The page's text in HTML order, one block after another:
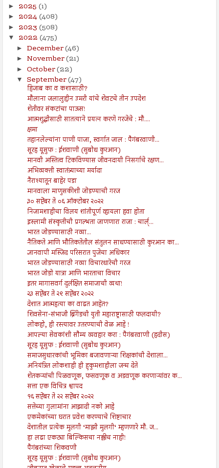
► 2025 (1)
► 2024(408)
► 2023 (508)
▼ 2022 (475)
► December(46)
► November(21)
► October(22)
▼ September(47)
हिजाब का व कशासाठी?
मौलाना जलालुद्दीन उमरी यांचे शेवटचे तीन उपदेश
शेतीवर संकटांचा पाऊस!
आत्मशुद्धीसाठी सातत्याने प्रयत्न करणे गरजेचे : मौ....
क्षमा
तहानलेल्यांना पाणी पाजा, स्वर्गात जाल : पैगंबरवाणी...
सूरह यूसुफ : ईशवाणी (सुबोध कुरआन)
मानवी अस्तित्व टिकविण्यास जीवनदायी निसर्गाचे रक्षण...
अभिव्यक्ती स्वातंत्र्याच्या मर्यादा
नैराश्यातून बाहेर पडा
मानवाला माणुसकीशी जोडण्याची गरज
३० सप्टेंबर ते ०६ ऑक्टोबर २०२२
निजामशाहीचा विलय शांतीपूर्ण व्हायला हवा होता
इस्लामी संस्कृतीची प्रगल्भता जाणणारा राजा : चार्ल्...
भारत जोडण्यासाठी नव्या...
नैतिकते आणि भौतिकतेतील संतुलन साधण्यासाठी कुरआन का...
ज्ञानवापी मस्जिद परिसरात पुजेचा अधिकार
भारत जोडण्यासाठी नव्या विचारधारेची गरज
भारत जोडो यात्रा आणि भारताचा विचार
इतर मागासवर्ग दुर्लक्षित समाजाची व्यथा!
२३ सप्टेंबर ते २९ सप्टेंबर २०२२
देशात आत्महत्या का वाढत आहेत?
शिवसेना-संभाजी ब्रिगेडची युती महाराष्ट्रासाठी फलदायी?
लोकहो, ही रस्त्यावर उतरण्याची वेळ आहे !
आपल्या सेवकांशी सौम्य व्यवहार करा : पैगंबरवाणी (हदीस)
सूरह यूसुफ : ईशवाणी (सुबोध कुरआन)
समाजसुधारकांची भूमिका बजावणाऱ्या शिक्षकांची देशाला...
अनियंत्रित लोकशाही ही हुकुमशाहीला जन्म देते
शेतकऱ्यांची पिळवणूक, फसवणूक व अडवणूक करणाऱ्यांवर क...
सत्ता एक विचित्र श्वापद
१६ सप्टेंबर ते २२ सप्टेंबर २०२२
सत्तेच्या गुलामांना आझादी नको आहे
एकमेकांच्या घरात प्रवेश करण्याचे शिष्टाचार
देशातील प्रत्येक मुलगी ‘माझी मुलगी‘ म्हणणारे मौ. ज...
हा लढा एकट्या बिल्किसचा नक्कीच नाही!
पैगंबरांच्या शिकवणी
सूरह यूसुफ : ईशवाणी (सुबोध कुरआन)